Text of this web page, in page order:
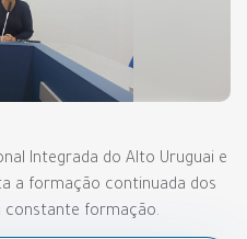
Integrada do Alto Uruguai e
a formação continuada dos
constante formação.